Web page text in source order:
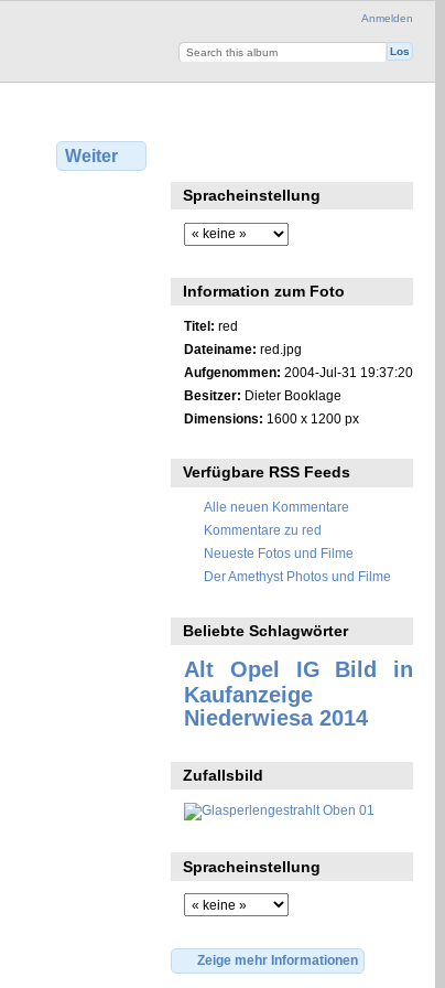
Anmelden
Weiter
Spracheinstellung
Information zum Foto
Titel: red
Dateiname: red.jpg
Aufgenommen: 2004-Jul-31 19:37:20
Besitzer: Dieter Booklage
Dimensions: 1600 x 1200 px
Verfügbare RSS Feeds
Alle neuen Kommentare
Kommentare zu red
Neueste Fotos und Filme
Der Amethyst Photos und Filme
Beliebte Schlagwörter
Alt Opel IG
Bild in
Kaufanzeige
Niederwiesa 2014
Zufallsbild
Spracheinstellung
Zeige mehr Informationen